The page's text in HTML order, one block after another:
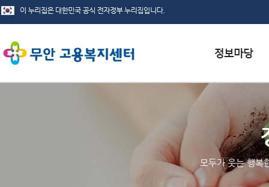
채용정보
인재정보
관련사이트
모두가 웃는 행복